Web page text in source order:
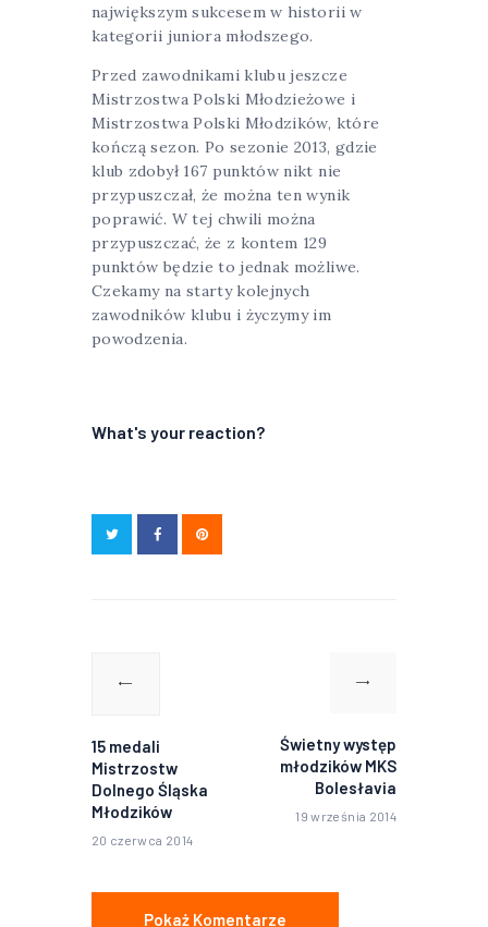
największym sukcesem w historii w
kategorii juniora młodszego.
Przed zawodnikami klubu jeszcze
Mistrzostwa Polski Młodzieżowe i
Mistrzostwa Polski Młodzików, które
kończą sezon. Po sezonie 2013, gdzie
klub zdobył 167 punktów nikt nie
przypuszczał, że można ten wynik
poprawić. W tej chwili można
przypuszczać, że z kontem 129
punktów będzie to jednak możliwe.
Czekamy na starty kolejnych
zawodników klubu i życzymy im
powodzenia.
What's your reaction?
15 medali
Mistrzostw
Dolnego Śląska
Młodzików
20 czerwca 2014
Świetny występ
młodzików MKS
Bolesłavia
19 września 2014
Pokaż Komentarze